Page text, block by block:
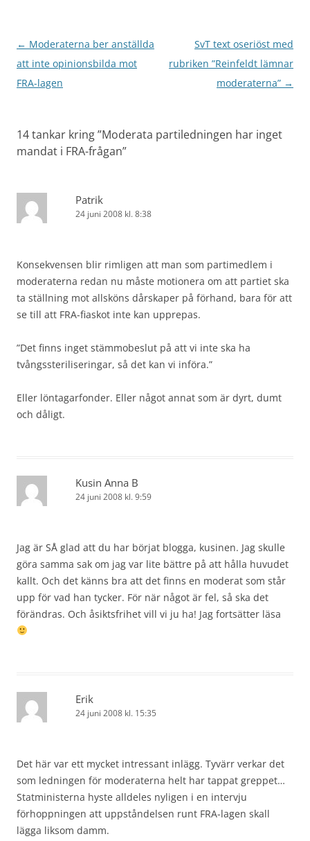
Inläggsnavigering
← Moderaterna ber anställda
att inte opinionsbilda mot
FRA-lagen
SvT text oseriöst med
rubriken ”Reinfeldt lämnar
moderaterna” →
14 tankar kring ”Moderata partiledningen har inget
mandat i FRA-frågan”
Patrik
24 juni 2008 kl. 8:38
Konsekvensen blir rimligen att man som partimedlem i
moderaterna redan nu måste motionera om att partiet ska
ta ställning mot allsköns dårskaper på förhand, bara för att
se till att FRA-fiaskot inte kan upprepas.
”Det finns inget stämmobeslut på att vi inte ska ha
tvångssteriliseringar, så det kan vi införa.”
Eller löntagarfonder. Eller något annat som är dyrt, dumt
och dåligt.
Kusin Anna B
24 juni 2008 kl. 9:59
Jag är SÅ glad att du har börjat blogga, kusinen. Jag skulle
göra samma sak om jag var lite bättre på att hålla huvudet
kallt. Och det känns bra att det finns en moderat som står
upp för vad han tycker. För när något är fel, så ska det
förändras. Och åsiktsfrihet vill vi ju ha! Jag fortsätter läsa
Erik
24 juni 2008 kl. 15:35
Det här var ett mycket intressant inlägg. Tyvärr verkar det
som ledningen för moderaterna helt har tappat greppet…
Statministerna hyste alldeles nyligen i en intervju
förhoppningen att uppståndelsen runt FRA-lagen skall
lägga liksom damm.